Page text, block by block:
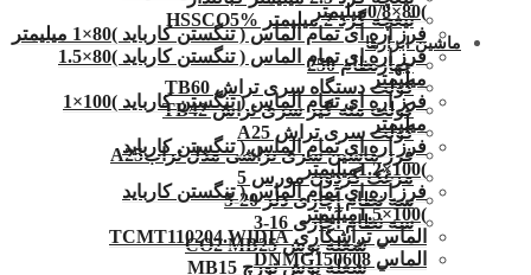
تیغچه گرد 2 میلیمتر HSSCO5%
ماشین ابزارها
چهارنظام 250
کولت دستگاه سری تراش TB60
کولت مته گیر سری تراش TB42
کولت سری تراش A25
فرز ماشین سری تراشی مدل ترابA25
مرغک گردون مورس 5
سه نظام آچاری دلر 20-5
سه نظام آچاری 16-3
شعله پوش CO2 MB25
شعله پوش تورچ MB15
)80×0/8میلیمتر
فرز اره ای تمام الماس ( تنگستن کارباید )80×1 میلیمتر
فرز اره ای تمام الماس ( تنگستن کارباید )80×1.5
میلیمتر
فرز اره ای تمام الماس ( تنگستن کارباید )100×1
میلیمتر
فرز اره ای تمام الماس ( تنگستن کارباید
)100×1.2میلیمتر
فرز اره ای تمام الماس ( تنگستن کارباید
)100×1.5میلیمتر
الماس تراشکاری TCMT110204.WIDIA
الماس DNMG150608